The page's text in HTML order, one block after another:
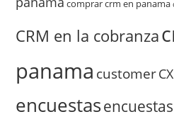
comprar crm en panama
CRM en la cobranza
panama customerCX
encuestas